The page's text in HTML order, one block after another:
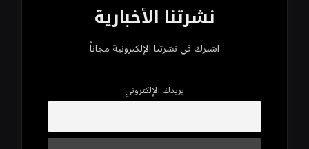
نشرتنا الأخبارية
اشترك في نشرتنا الإلكترونية مجاناً
بريدك الإلكتروني